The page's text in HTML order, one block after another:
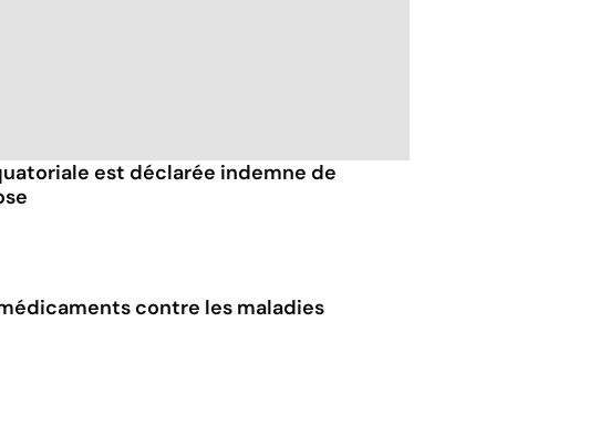
est déclarée indemne de
contre les maladies